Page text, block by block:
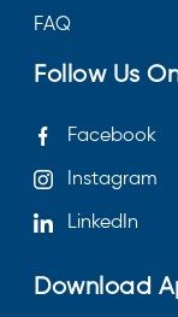
FAQ
Follow Us
Facebook
Instagram
LinkedIn
Download